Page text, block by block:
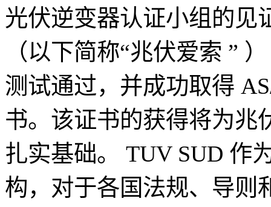
光伏逆变器认证小组的见
（以下简称“兆伏爱索 ”
测试通过，并成功取得
书。该证书的获得将为兆
扎实基础。 TUV SUD 作
构，对于各国法规、导则